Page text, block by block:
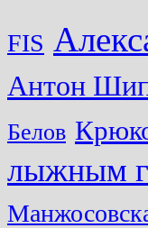
FIS
Антон
Белов
лыжным